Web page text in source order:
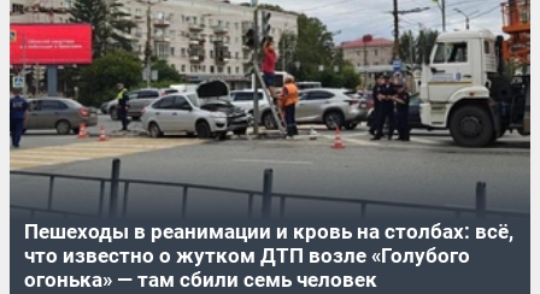
Пешеходы в реанимации и кровь на столбах: всё,
что известно о жутком ДТП возле «Голубого
огонька» — там сбили семь человек